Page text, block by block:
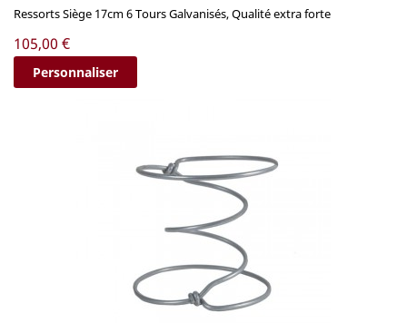
Ressorts Siège 17cm 6 Tours Galvanisés, Qualité extra forte
Prix
105,00 €
Personnaliser